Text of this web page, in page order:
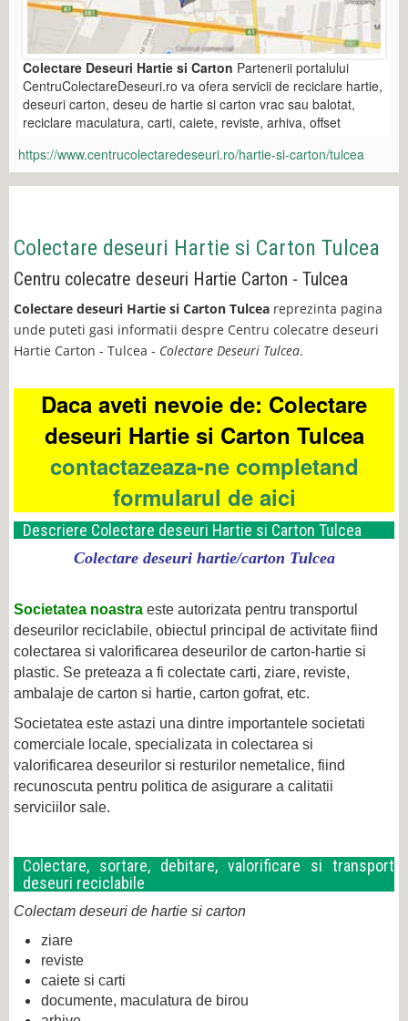
Colectare Deseuri Hartie si Carton Partenerii portalului
CentruColectareDeseuri.ro va ofera servicii de reciclare hartie,
deseuri carton, deseu de hartie si carton vrac sau balotat,
reciclare maculatura, carti, caiete, reviste, arhiva, offset
https://www.centrucolectaredeseuri.ro/hartie-si-carton/tulcea
Colectare deseuri Hartie si Carton Tulcea
Centru colecatre deseuri Hartie Carton - Tulcea
Colectare deseuri Hartie si Carton Tulcea reprezinta pagina
unde puteti gasi informatii despre Centru colecatre deseuri
Hartie Carton - Tulcea - Colectare Deseuri Tulcea.
Daca aveti nevoie de: Colectare
deseuri Hartie si Carton Tulcea
contactazeaza-ne completand
formularul de aici
Descriere Colectare deseuri Hartie si Carton Tulcea
Colectare deseuri hartie/carton Tulcea
Societatea noastra este autorizata pentru transportul
deseurilor reciclabile, obiectul principal de activitate fiind
colectarea si valorificarea deseurilor de carton-hartie si
plastic. Se preteaza a fi colectate carti, ziare, reviste,
ambalaje de carton si hartie, carton gofrat, etc.
Societatea este astazi una dintre importantele societati
comerciale locale, specializata in colectarea si
valorificarea deseurilor si resturilor nemetalice, fiind
recunoscuta pentru politica de asigurare a calitatii
serviciilor sale.
Colectare, sortare, debitare, valorificare si transport
deseuri reciclabile
Colectam deseuri de hartie si carton
ziare
reviste
caiete si carti
documente, maculatura de birou